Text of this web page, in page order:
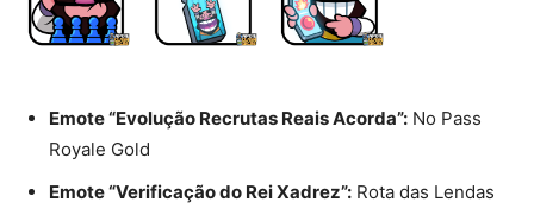
Emote “Evolução Recrutas Reais Acorda”: No Pass
Royale Gold
Emote “Verificação do Rei Xadrez”: Rota das Lendas